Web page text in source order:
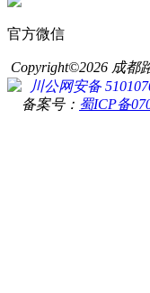
官方微信
Copyright©2026 成都
川公网安备
备案号： 蜀ICP备